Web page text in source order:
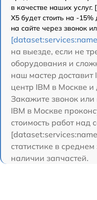
в качестве наших
X5 будет стоить на -
на сайте через звонок
на выезде, если не
оборудования и
наш мастер
центр IBM в Москве и
Закажите звонок
IBM в Москве
стоимость работ над
статистике в
наличии запчастей.